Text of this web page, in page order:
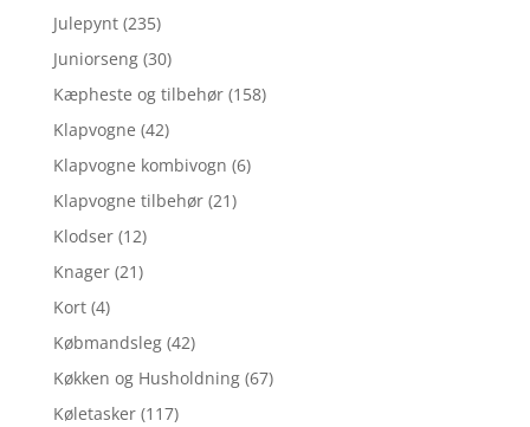
Julepynt (235)
Juniorseng (30)
Kæpheste og tilbehør (158)
Klapvogne (42)
Klapvogne kombivogn (6)
Klapvogne tilbehør (21)
Klodser (12)
Knager (21)
Kort (4)
Købmandsleg (42)
Køkken og Husholdning (67)
Køletasker (117)